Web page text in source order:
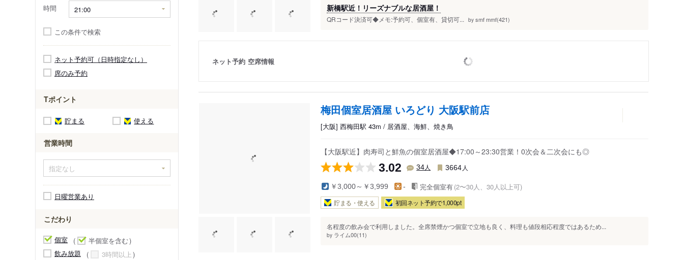
時間
この条件で検索
ネット予約可（日時指定なし）
席のみ予約
Tポイント
貯まる 使える
営業時間
日曜営業あり
こだわり
個室
半個室を含む
飲み放題
3時間以上
新橋駅近！リーズナブルな居酒屋！
QRコード決済可◆メモ:予約可、個室有、貸切可... by smf mmf(421)
ネット予約 空席情報
梅田個室居酒屋 いろどり 大阪駅前店
[大阪] 西梅田駅 43m / 居酒屋、海鮮、焼き鳥
【大阪駅近】肉寿司と鮮魚の個室居酒屋◆17:00～23:30営業！0次会＆二次会にも◎
3.02 34人 3664 人
￥3,000～￥3,999 - 完全個室有(2〜30人、30人以上可)
貯まる・使える 初回ネット予約で1,000pt
名程度の飲み会で利用しました。全席禁煙かつ個室で立地も良く、料理も値段相応程度ではあるため...
by ライム00(11)